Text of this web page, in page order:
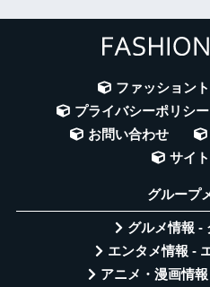
ファッション
プライバシーポリシー
お問い合わせ
サイ
グループ
グルメ情報 -
エンタメ情報 -
アニメ・漫画情